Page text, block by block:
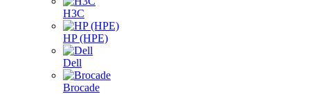
H3C
HP (HPE)
Dell
Brocade